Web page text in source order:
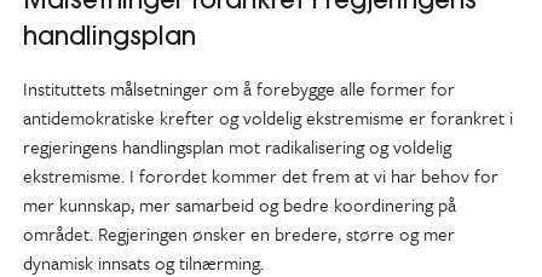
handlingsplan
Instituttets målsetninger om å forebygge alle former for
antidemokratiske krefter og voldelig ekstremisme er forankret i
regjeringens handlingsplan mot radikalisering og voldelig
ekstremisme. I forordet kommer det frem at vi har behov for
mer kunnskap, mer samarbeid og bedre koordinering på
området. Regjeringen ønsker en bredere, større og mer
dynamisk innsats og tilnærming.